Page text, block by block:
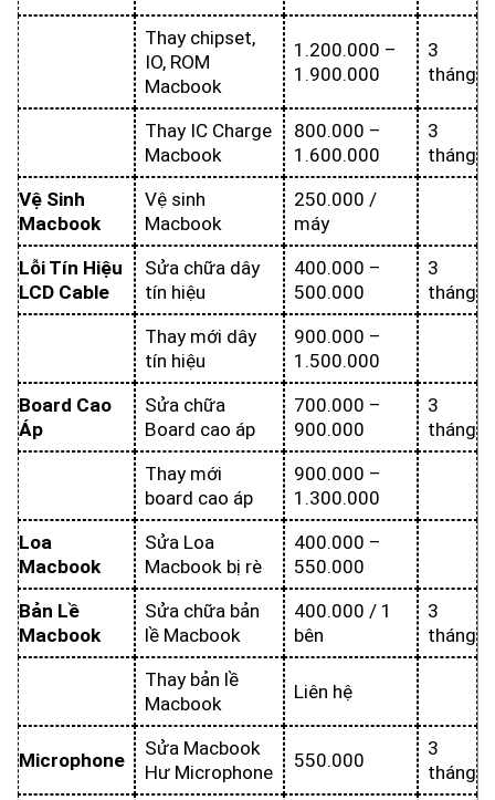
Thay chipset,
IO, ROM
Macbook
1.200.000 –
1.900.000
3
tháng
Thay IC Charge
Macbook
800.000 –
1.600.000
3
tháng
Vệ Sinh
Macbook
Vệ sinh
Macbook
250.000 /
máy
Lỗi Tín Hiệu
LCD Cable
Sửa chữa dây
tín hiệu
400.000 –
500.000
3
tháng
Thay mới dây
tín hiệu
900.000 –
1.500.000
Board Cao
Áp
Sửa chữa
Board cao áp
700.000 –
900.000
3
tháng
Thay mới
board cao áp
900.000 –
1.300.000
Loa
Macbook
Sửa Loa
Macbook bị rè
400.000 –
550.000
Bản Lề
Macbook
Sửa chữa bản
lề Macbook
400.000 / 1
bên
3
tháng
Thay bản lề
Macbook
Liên hệ
Microphone
Sửa Macbook
Hư Microphone
550.000
3
tháng